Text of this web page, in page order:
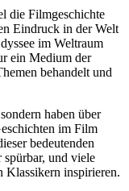
die Filmgeschichte
Eindruck in der Welt
im Weltraum
ein Medium der
behandelt und
haben über
im Film
bedeutenden
und viele
Klassikern inspirieren.